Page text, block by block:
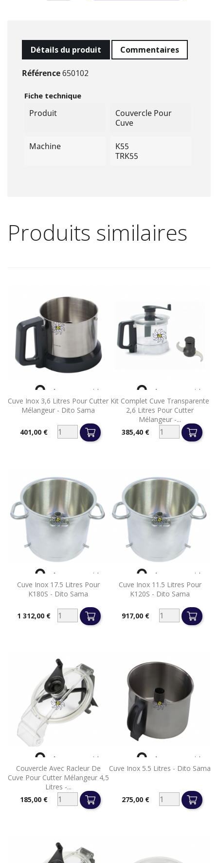
Détails du produit Commentaires
Référence650102
Fiche technique
Produit
Couvercle Pour
Cuve
Machine
K55
TRK55
Produits similaires
Cuve Inox 3,6 Litres Pour Cutter
Mélangeur - Dito Sama
Prix401,00 €
 Aperçu rapide
Kit Complet Cuve Transparente
2,6 Litres Pour Cutter
Mélangeur -...
Prix385,40 €
 Aperçu rapide
Cuve Inox 17.5 Litres Pour
K180S - Dito Sama
Prix1 312,00 €
 Aperçu rapide
Cuve Inox 11.5 Litres Pour
K120S - Dito Sama
Prix917,00 €
 Aperçu rapide
Couvercle Avec Racleur De
Cuve Pour Cutter Mélangeur 4,5
Litres -...
Prix185,00 €
 Aperçu rapide
Cuve Inox 5.5 Litres - Dito Sama
Prix275,00 €
 Aperçu rapide